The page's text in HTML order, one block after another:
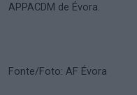
APPACDM de Évora.
Fonte/Foto: AF Évora